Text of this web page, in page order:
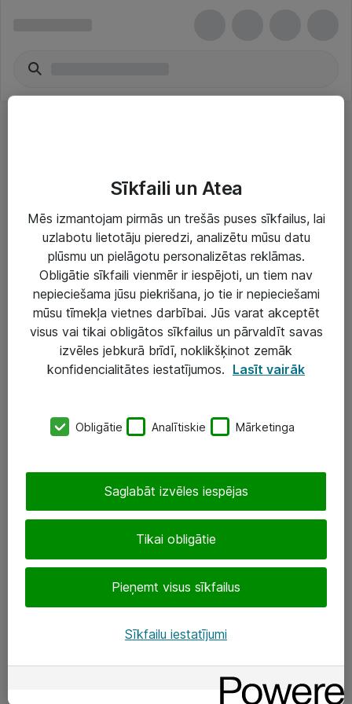
Risinājumi & Pakalpojumi
IT serviss un atbalsts
IT infrastruktūra
Darba vietu IT risinājumi
SIA „ATEA”
+(371) 67 81 90 50
eShop@atea.lv
Sekojiet mums
Sīkfaili un Atea
Mēs izmantojam pirmās un trešās puses sīkfailus, lai
uzlabotu lietotāju pieredzi, analizētu mūsu datu
plūsmu un pielāgotu personalizētas reklāmas.
Obligātie sīkfaili vienmēr ir iespējoti, un tiem nav
nepieciešama jūsu piekrišana, jo tie ir nepieciešami
mūsu tīmekļa vietnes darbībai. Jūs varat akceptēt
visus vai tikai obligātos sīkfailus un pārvaldīt savas
izvēles jebkurā brīdī, noklikšķinot zemāk
konfidencialitātes iestatījumos. Lasīt vairāk
Obligātie Analītiskie Mārketinga
Tikai obligātie
Pieņemt visus sīkfailus
Saglabāt izvēles iespējas
Sīkfailu iestatījumi